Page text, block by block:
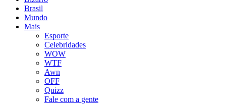
Brasil
Mundo
Mais
Esporte
Celebridades
WOW
WTF
Awn
OFF
Quizz
Fale com a gente